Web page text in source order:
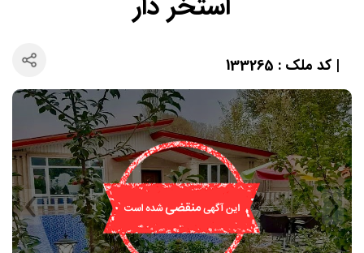
| کد ملک : 133265